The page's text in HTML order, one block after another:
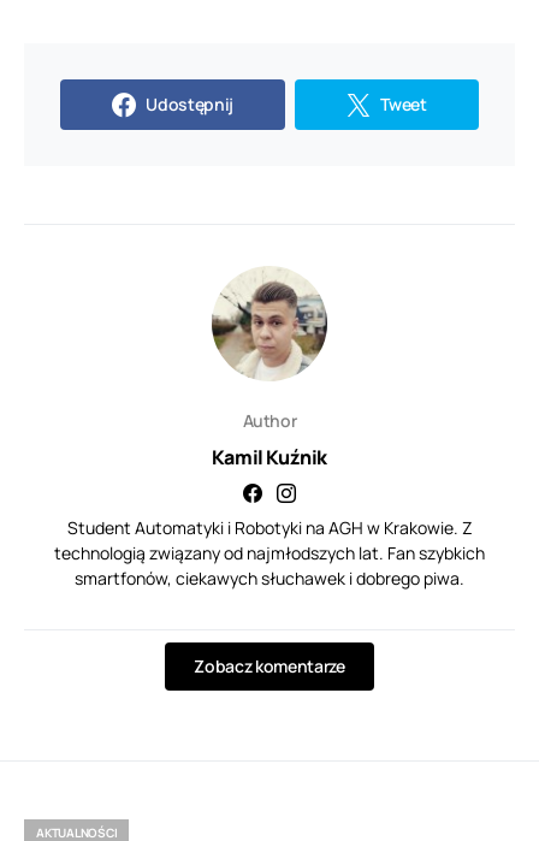
Udostępnij Tweet
Author
Kamil Kuźnik
Student Automatyki i Robotyki na AGH w Krakowie. Z
technologią związany od najmłodszych lat. Fan szybkich
smartfonów, ciekawych słuchawek i dobrego piwa.
Zobacz komentarze
AKTUALNOŚCI